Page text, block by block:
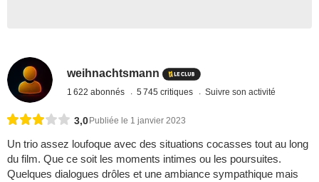
weihnachtsmann
1 622 abonnés 5 745 critiques Suivre son activité
3,0 Publiée le 1 janvier 2023
Un trio assez loufoque avec des situations cocasses tout au long
du film. Que ce soit les moments intimes ou les poursuites.
Quelques dialogues drôles et une ambiance sympathique mais